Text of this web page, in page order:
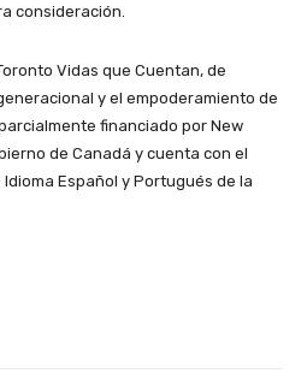
consideración.
Vidas que Cuentan, de
y el empoderamiento de
financiado por New
de Canadá y cuenta con el
Español y Portugués de la